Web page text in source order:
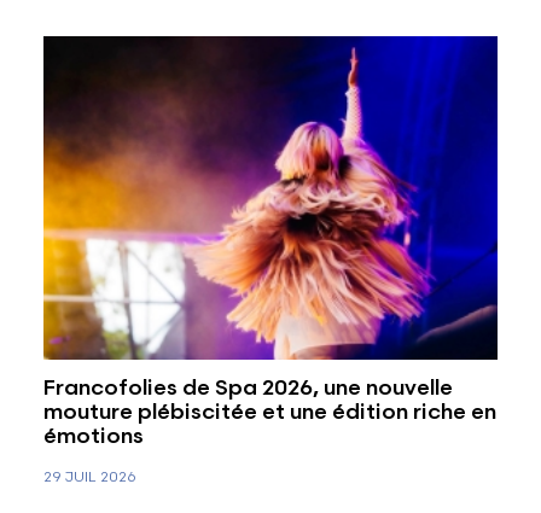
Francofolies de Spa 2026, une nouvelle
mouture plébiscitée et une édition riche en
émotions
29 JUIL 2026